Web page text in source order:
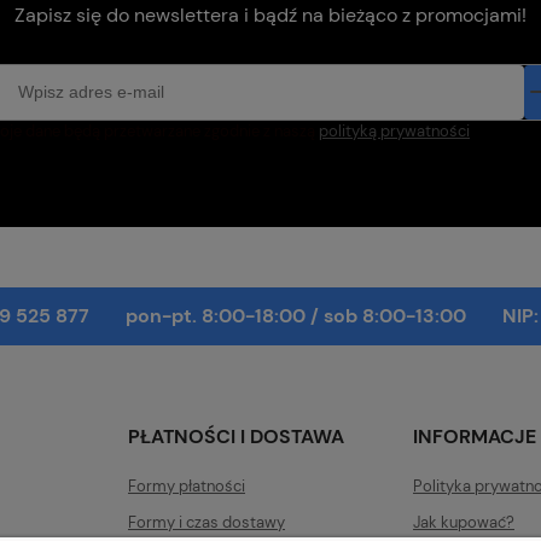
Zapisz się do newslettera i bądź na bieżąco z promocjami!
polityką prywatności
525 877 pon-pt. 8:00-18:00/ sob 8:00-13:00
PŁATNOŚCI I DOSTAWA
Formy płatności
Formy i czas dostawy
INFORMACJE
Polityka
Jak kupować?